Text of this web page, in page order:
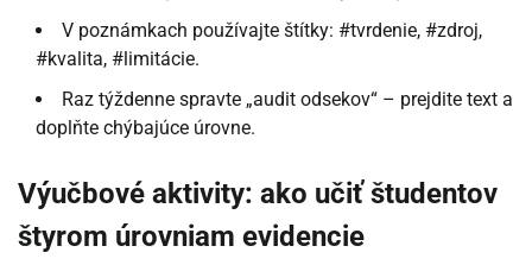
V poznámkach používajte štítky: #tvrdenie, #zdroj,
#kvalita, #limitácie.
Raz týždenne spravte „audit odsekov“ – prejdite text a
doplňte chýbajúce úrovne.
Výučbové aktivity: ako učiť študentov
štyrom úrovniam evidencie